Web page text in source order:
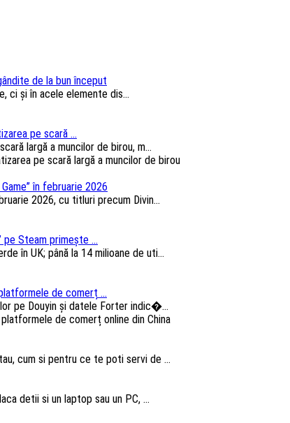
de la bun început
ci și în acele elemente dis...
pe scară ...
largă a muncilor de birou, m...
în februarie 2026
2026, cu titluri precum Divin...
Steam primește ...
în UK; până la 14 milioane de uti...
de comerț ...
pe Douyin și datele Forter indic�...
cum si pentru ce te poti servi de ...
detii si un laptop sau un PC, ...